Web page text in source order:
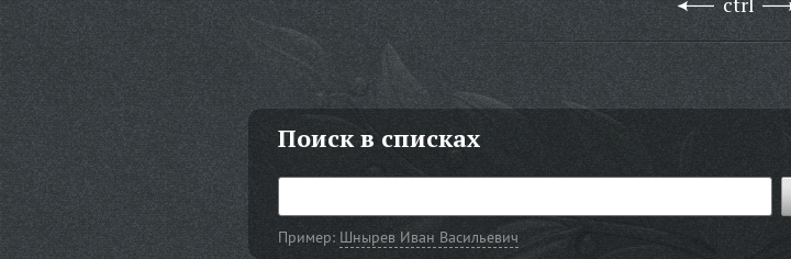
Поиск в списках
Пример: Шнырев Иван Васильевич